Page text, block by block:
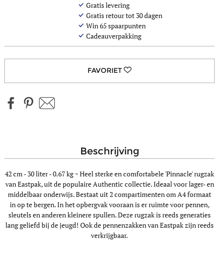
Gratis levering
Gratis retour tot 30 dagen
Win65spaarpunten
Cadeauverpakking
beschrijving
42 cm - 30 liter - 0.67 kg ~Heel sterke en comfortabele 'Pinnacle' rugzak
van Eastpak, uit de populaire Authentic collectie. Ideaal voor lager- en
middelbaar onderwijs. Bestaat uit 2 compartimenten om A4 formaat
in op te bergen. In het opbergvak vooraan is er ruimte voor pennen,
sleutels en anderen kleinere spullen. Deze rugzak is reeds generaties
lang geliefd bij de jeugd! Ook de pennenzakken van Eastpak zijn reeds
verkrijgbaar.